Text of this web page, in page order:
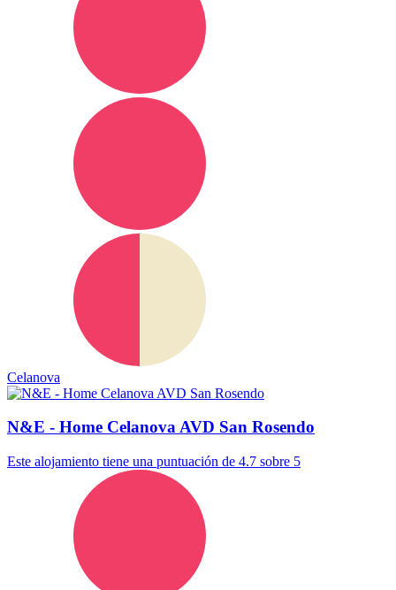
Celanova
N&E - Home Celanova AVD San Rosendo
Este alojamiento tiene una puntuación de 4.7 sobre 5